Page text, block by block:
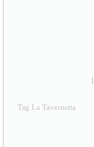
Tag La Tavernetta